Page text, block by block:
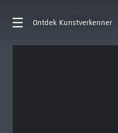
Ontdek Kunstverkenner